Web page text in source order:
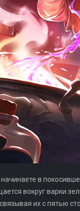
в
вокруг варки
их с пятью